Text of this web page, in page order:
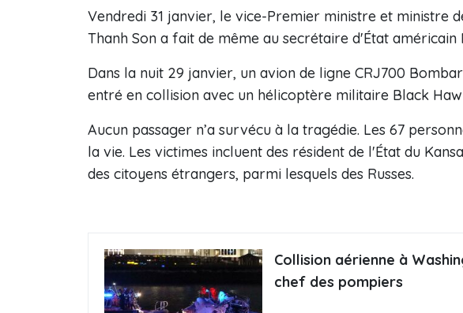
Vendredi 31 janvier, le vice-Premier ministre et ministre
Thanh Son a fait de même au secrétaire d'État américain
Dans la nuit 29 janvier, un avion de ligne CRJ700
entré en collision avec un hélicoptère militaire Black
Aucun passager n’a survécu à la tragédie. Les 67
la vie. Les victimes incluent des résident de l'État du
des citoyens étrangers, parmi lesquels des Russes.
Collision aérienne à
chef des pompiers